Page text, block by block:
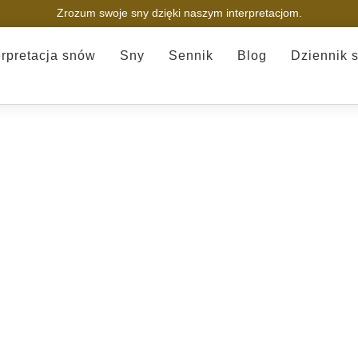
Zrozum swoje sny dzięki naszym interpretacjom.
snów Sny Sennik Blog Dziennik